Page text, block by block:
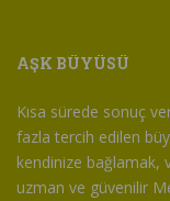
AŞK BÜYÜSÜ
Kısa sürede sonuç
fazla tercih edilen
kendinize bağlamak,
uzman ve güvenilir